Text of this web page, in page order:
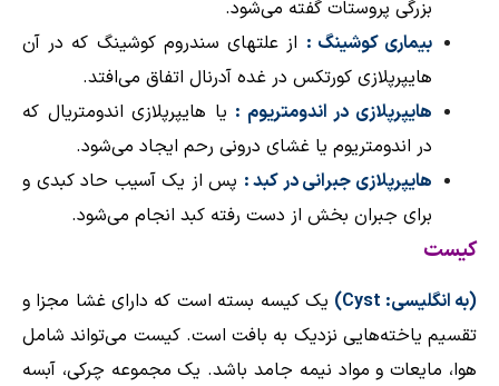
بزرگی پروستات گفته می‌شود.
بیماری کوشینگ : از علتهای سندروم کوشینگ که در آن
هایپرپلازی کورتکس در غده آدرنال اتفاق می‌افتد.
هایپرپلازی در اندومتریوم : یا هایپرپلازی اندومتریال که
در اندومتریوم یا غشای درونی رحم ایجاد می‌شود.
هایپرپلازی جبرانی درکبد: پس از یک آسیب حاد کبدی و
برای جبران بخش از دست رفته کبد انجام می‌شود.
کیست
(به انگلیسی:
Cyst
) یک کیسه بسته است که دارای غشا مجزا و
تقسیم یاخته‌هایی نزدیک به بافت است. کیست می‌تواند شامل
هوا، مایعات و مواد نیمه جامد باشد. یک مجموعه چرکی، آبسه